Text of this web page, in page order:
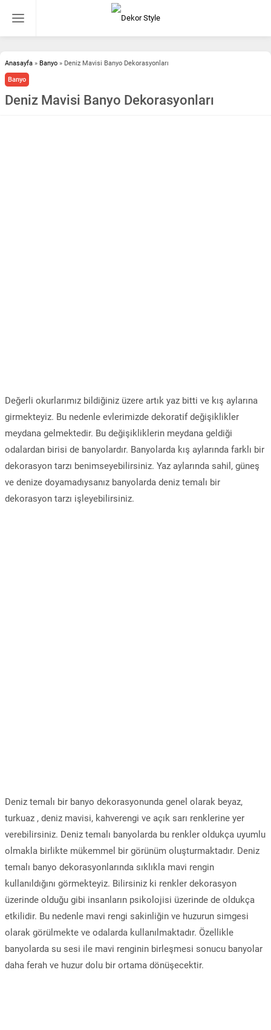
Anasayfa » Banyo » Deniz Mavisi Banyo Dekorasyonları
Banyo
Deniz Mavisi Banyo Dekorasyonları
Değerli okurlarımız bildiğiniz üzere artık yaz bitti ve kış aylarına
girmekteyiz. Bu nedenle evlerimizde dekoratif değişiklikler
meydana gelmektedir. Bu değişikliklerin meydana geldiği
odalardan birisi de banyolardır. Banyolarda kış aylarında farklı bir
dekorasyon tarzı benimseyebilirsiniz. Yaz aylarında sahil, güneş
ve denize doyamadıysanız banyolarda deniz temalı bir
dekorasyon tarzı işleyebilirsiniz.
Deniz temalı bir banyo dekorasyonunda genel olarak beyaz,
turkuaz , deniz mavisi, kahverengi ve açık sarı renklerine yer
verebilirsiniz. Deniz temalı banyolarda bu renkler oldukça uyumlu
olmakla birlikte mükemmel bir görünüm oluşturmaktadır. Deniz
temalı banyo dekorasyonlarında sıklıkla mavi rengin
kullanıldığını görmekteyiz. Bilirsiniz ki renkler dekorasyon
üzerinde olduğu gibi insanların psikolojisi üzerinde de oldukça
etkilidir. Bu nedenle mavi rengi sakinliğin ve huzurun simgesi
olarak görülmekte ve odalarda kullanılmaktadır. Özellikle
banyolarda su sesi ile mavi renginin birleşmesi sonucu banyolar
daha ferah ve huzur dolu bir ortama dönüşecektir.